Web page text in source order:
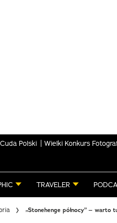
Cuda Polski Wielki Konkurs
TRAVELER
„Stonehenge północy” – warto